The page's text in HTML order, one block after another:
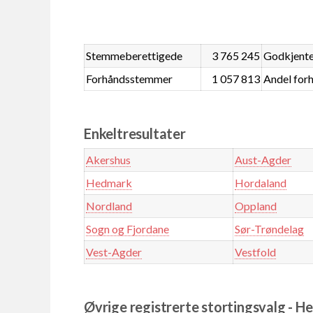
Stemmeberettigede 3 765 245
Forhåndsstemmer
1 057 813 Andel
Enkeltresultater
Akershus
Aust-Agder
Hedmark
Hordaland
Nordland
Oppland
Sogn og Fjordane
Sør-Trøndelag
Vest-Agder
Vestfold
Øvrige registrerte stortingsvalg -